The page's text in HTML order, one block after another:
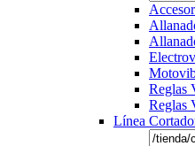
Reglas
Reglas
Línea